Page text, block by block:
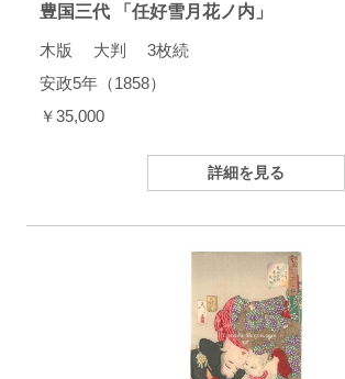
豊国三代 「任好雪月花ノ内」
木版 大判 3枚続
安政5年（1858）
￥35,000
詳細を見る